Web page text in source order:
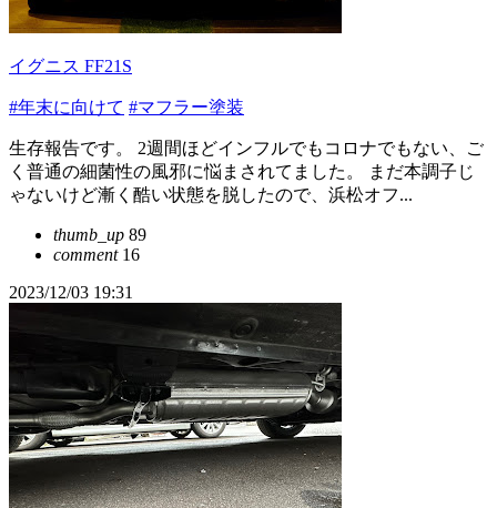
イグニス FF21S
#年末に向けて #マフラー塗装
生存報告です。 2週間ほどインフルでもコロナでもない、ご
く普通の細菌性の風邪に悩まされてました。 まだ本調子じ
ゃないけど漸く酷い状態を脱したので、浜松オフ...
thumb_up 89
comment16
2023/12/03 19:31